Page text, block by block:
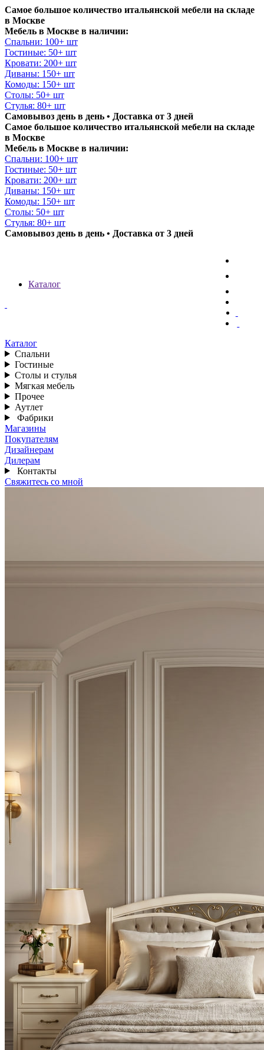
Самое большое количество итальянской мебели на складе
в Москве
Мебель в Москве в наличии:
Спальни: 100+ шт
Гостиные: 50+ шт
Кровати: 200+ шт
Диваны: 150+ шт
Комоды: 150+ шт
Столы: 50+ шт
Стулья: 80+ шт
Самовывоз день в день • Доставка от 3 дней
Самое большое количество итальянской мебели на складе
в Москве
Мебель в Москве в наличии:
Спальни: 100+ шт
Гостиные: 50+ шт
Кровати: 200+ шт
Диваны: 150+ шт
Комоды: 150+ шт
Столы: 50+ шт
Стулья: 80+ шт
Самовывоз день в день • Доставка от 3 дней
Каталог
Каталог
Спальни
Гостиные
Столы и стулья
Мягкая мебель
Прочее
Аутлет
Фабрики
Магазины
Покупателям
Дизайнерам
Дилерам
Контакты
Свяжитесь со мной